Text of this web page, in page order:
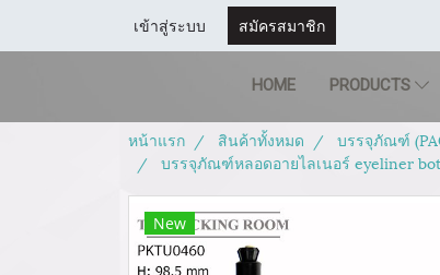
เข้าสู่ระบบ สมัครสมาชิก
HOME PRODUCTS
หน้าแรก สินค้าทั้งหมด บรรจุภัณฑ์
บรรจุภัณฑ์หลอดอายไลเนอร์ eyeliner
New